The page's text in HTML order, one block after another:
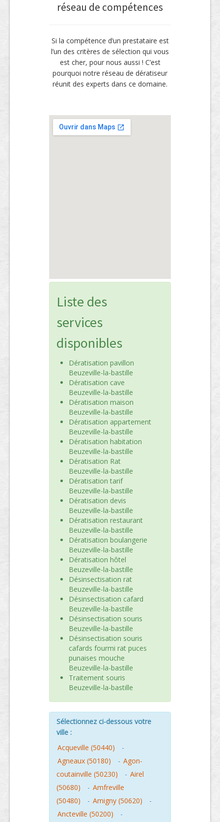
réseau de compétences
Si la compétence d’un prestataire est
l’un des critères de sélection qui vous
est cher, pour nous aussi ! C’est
pourquoi notre réseau de dératiseur
réunit des experts dans ce domaine.
Liste des
services
disponibles
Dératisation pavillon
Beuzeville-la-bastille
Dératisation cave
Beuzeville-la-bastille
Dératisation maison
Beuzeville-la-bastille
Dératisation appartement
Beuzeville-la-bastille
Dératisation habitation
Beuzeville-la-bastille
Dératisation Rat
Beuzeville-la-bastille
Dératisation tarif
Beuzeville-la-bastille
Dératisation devis
Beuzeville-la-bastille
Dératisation restaurant
Beuzeville-la-bastille
Dératisation boulangerie
Beuzeville-la-bastille
Dératisation hôtel
Beuzeville-la-bastille
Désinsectisation rat
Beuzeville-la-bastille
Désinsectisation cafard
Beuzeville-la-bastille
Désinsectisation souris
Beuzeville-la-bastille
Désinsectisation souris
cafards fourmi rat puces
punaises mouche
Beuzeville-la-bastille
Traitement souris
Beuzeville-la-bastille
Sélectionnez ci-dessous votre
ville :
Acqueville (50440)
-
Agneaux (50180)
- Agon-
coutainville (50230)
- Airel
(50680)
- Amfreville
(50480)
- Amigny (50620)
-
Ancteville (50200)
-